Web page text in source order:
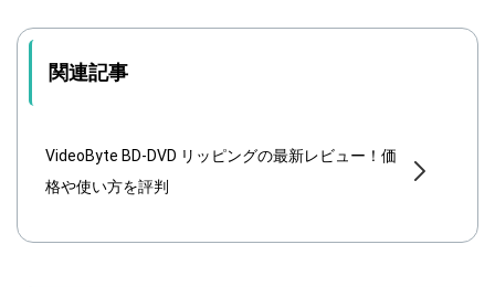
関連記事
VideoByte BD-DVD リッピングの最新レビュー！価
格や使い方を評判